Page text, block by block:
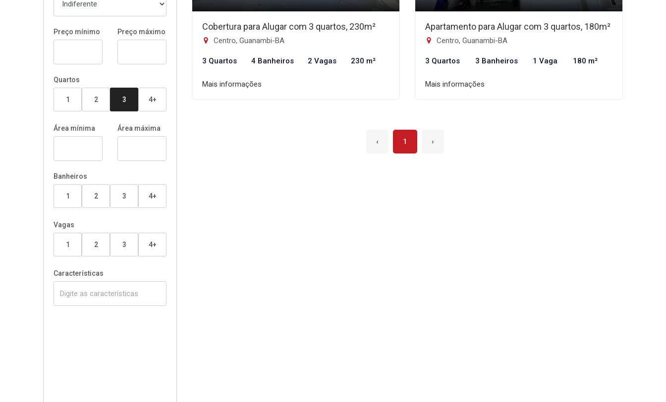
Preço mínimo Preço máximo
Quartos
1 2 3 4+
Área mínima Área máxima
Banheiros
1 2 3 4+
Vagas
1 2 3 4+
Características
Cobertura para Alugar com 3 quartos, 230m²
Centro, Guanambi-BA
3 Quartos 4 Banheiros 2 Vagas 230 m²
Mais informações
Apartamento para Alugar com 3 quartos, 180m²
Centro, Guanambi-BA
3 Quartos 3 Banheiros 1 Vaga 180 m²
Mais informações
‹ 1 ›